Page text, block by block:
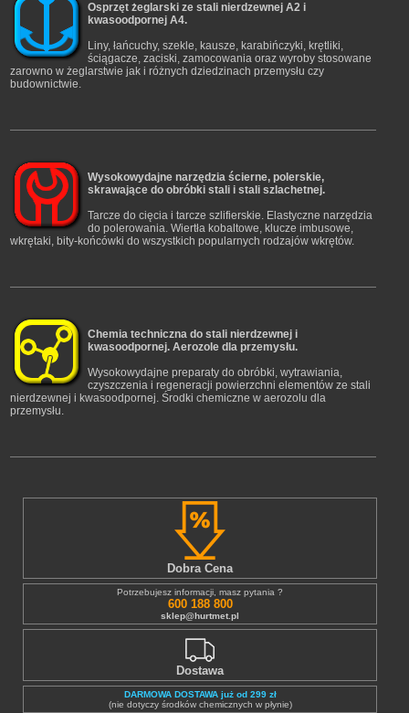
Osprzęt żeglarski ze stali nierdzewnej A2 i
kwasoodpornej A4.
Liny, łańcuchy, szekle, kausze, karabińczyki, krętliki,
ściągacze, zaciski, zamocowania oraz wyroby stosowane
zarowno w żeglarstwie jak i różnych dziedzinach przemysłu czy
budownictwie.
Wysokowydajne narzędzia ścierne, polerskie,
skrawające do obróbki stali i stali szlachetnej.
Tarcze do cięcia i tarcze szlifierskie. Elastyczne narzędzia
do polerowania. Wiertła kobaltowe, klucze imbusowe,
wkrętaki, bity-końcówki do wszystkich popularnych rodzajów wkrętów.
Chemia techniczna do stali nierdzewnej i
kwasoodpornej. Aerozole dla przemysłu.
Wysokowydajne preparaty do obróbki, wytrawiania,
czyszczenia i regeneracji powierzchni elementów ze stali
nierdzewnej i kwasoodpornej. Środki chemiczne w aerozolu dla
przemysłu.
Dobra Cena
Potrzebujesz informacji, masz pytania ?
600 188 800
sklep@hurtmet.pl
Dostawa
DARMOWA DOSTAWA już od 299 zł
(nie dotyczy środków chemicznych w płynie)